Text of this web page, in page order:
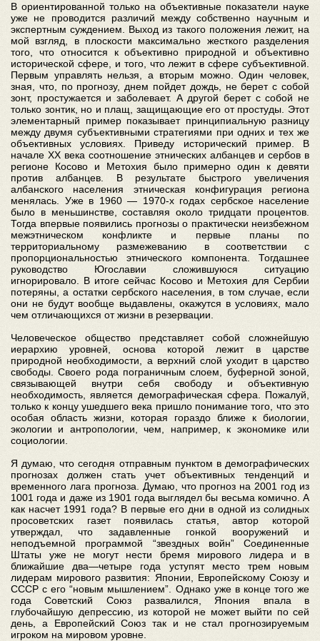
В ориентированной только на объективные показатели науке
уже не проводится различий между собственно научным и
экспертным суждением. Выход из такого положения лежит, на
мой взгляд, в плоскости максимально жесткого разделения
того, что относится к объективно природной и объективно
исторической сфере, и того, что лежит в сфере субъективной.
Первым управлять нельзя, а вторым можно. Один человек,
зная, что, по прогнозу, днем пойдет дождь, не берет с собой
зонт, простужается и заболевает. А другой берет с собой не
только зонтик, но и плащ, защищающие его от простуды. Этот
элементарный пример показывает принципиальную разницу
между двумя субъективными стратегиями при одних и тех же
объективных условиях. Приведу исторический пример. В
начале ХХ века соотношение этнических албанцев и сербов в
регионе Косово и Метохия было примерно один к девяти
против албанцев. В результате быстрого увеличения
албанского населения этническая конфигурация региона
менялась. Уже в 1960 — 1970-х годах сербское население
было в меньшинстве, составляя около тридцати процентов.
Тогда впервые появились прогнозы о практически неизбежном
межэтническом конфликте и первые планы по
территориальному размежеванию в соответствии с
пропорциональностью этнического компонента. Тогдашнее
руководство Югославии сложившуюся ситуацию
игнорировало. В итоге сейчас Косово и Метохия для Сербии
потеряны, а остатки сербского населения, в том случае, если
они не будут вообще выдавлены, окажутся в условиях, мало
чем отличающихся от жизни в резервации.
Человеческое общество представляет собой сложнейшую
иерархию уровней, основа которой лежит в царстве
природной необходимости, а верхний слой уходит в царство
свободы. Своего рода пограничным слоем, буферной зоной,
связывающей внутри себя свободу и объективную
необходимость, является демографическая сфера. Пожалуй,
только к концу ушедшего века пришло понимание того, что это
особая область жизни, которая гораздо ближе к биологии,
экологии и антропологии, чем, например, к экономике или
социологии.
Я думаю, что сегодня отправным пунктом в демографических
прогнозах должен стать учет объективных тенденций и
временного лага прогноза. Думаю, что прогноз на 2001 год из
1001 года и даже из 1901 года выглядел бы весьма комично. А
как насчет 1991 года? В первые его дни в одной из солидных
просоветских газет появилась статья, автор которой
утверждал, что задавленные гонкой вооружений и
неподъемной программой “звездных войн” Соединенные
Штаты уже не могут нести бремя мирового лидера и в
ближайшие два—четыре года уступят место трем новым
лидерам мирового развития: Японии, Европейскому Союзу и
СССР с его “новым мышлением”. Однако уже в конце того же
года Советский Союз развалился, Япония впала в
глубочайшую депрессию, из которой не может выйти по сей
день, а Европейский Союз так и не стал прогнозируемым
игроком на мировом уровне.